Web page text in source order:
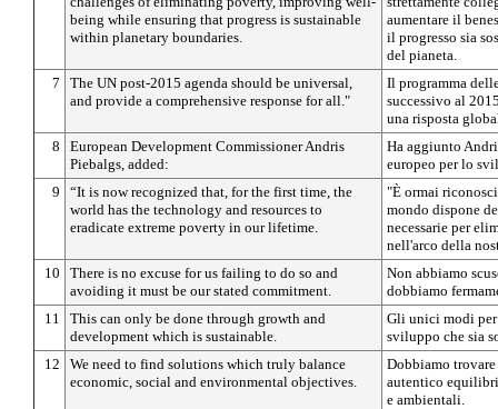
being while ensuring that progress is sustainable
within planetary boundaries.
aumentare il
il progresso sia
del pianeta.
7
The UN post-2015 agenda should be universal,
and provide a comprehensive response for all."
Il programma
successivo al
una risposta
8
European Development Commissioner Andris
Piebalgs, added:
Ha aggiunto
europeo per lo
9
“It is now recognized that, for the first time, the
world has the technology and resources to
eradicate extreme poverty in our lifetime.
"È ormai
mondo dispone
necessarie per
nell'arco della
10
There is no excuse for us failing to do so and
avoiding it must be our stated commitment.
Non abbiamo
dobbiamo
11
This can only be done through growth and
development which is sustainable.
Gli unici modi per
sviluppo che sia
12
We need to find solutions which truly balance
economic, social and environmental objectives.
Dobbiamo
autentico
e ambientali.